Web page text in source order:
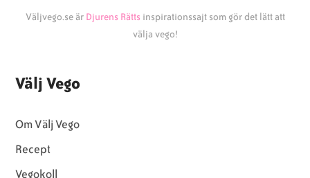
Väljvego.se är Djurens Rätts inspirationssajt som gör det lätt att
välja vego!
Välj Vego
Om Välj Vego
Recept
Vegokoll